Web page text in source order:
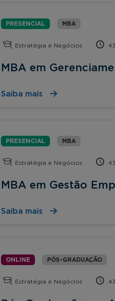
PRESENCIAL MBA
Estratégia e Negócios
MBA em
Saiba mais
PRESENCIAL MBA
Estratégia e Negócios
MBA em Gestão
Saiba mais
ONLINE PÓS-GRADUAÇÃO
Estratégia e Negócios